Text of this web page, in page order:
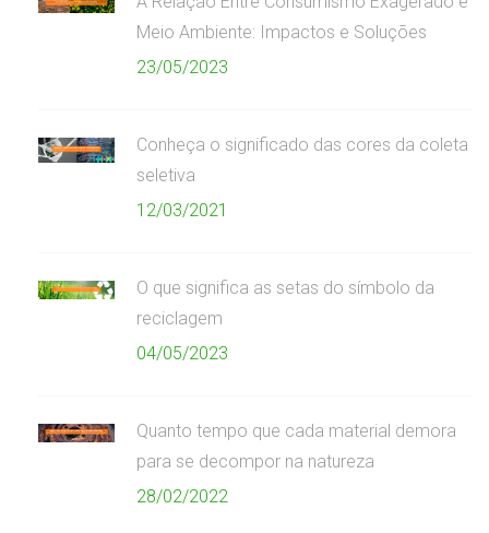
Meio Ambiente: Impactos e Soluções
23/05/2023
Conheça o significado das cores da coleta
seletiva
12/03/2021
O que significa as setas do símbolo da
reciclagem
04/05/2023
Quanto tempo que cada material demora
para se decompor na natureza
28/02/2022